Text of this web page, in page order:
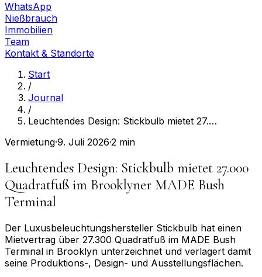
WhatsApp
Nießbrauch
Immobilien
Team
Kontakt & Standorte
Start
/
Journal
/
Leuchtendes Design: Stickbulb mietet 27.…
Vermietung·9. Juli 2026·2 min
Leuchtendes Design: Stickbulb mietet 27.000
Quadratfuß im Brooklyner MADE Bush
Terminal
Der Luxusbeleuchtungshersteller Stickbulb hat einen
Mietvertrag über 27.300 Quadratfuß im MADE Bush
Terminal in Brooklyn unterzeichnet und verlagert damit
seine Produktions-, Design- und Ausstellungsflächen.